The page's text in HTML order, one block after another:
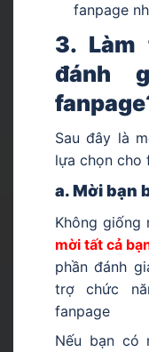
fanpage
3. Làm
đánh
Sau đây là
lựa chọn cho
a. Mời bạn
Không giống
mời tất cả
phần đánh
trợ chức
fanpage
Nếu bạn có